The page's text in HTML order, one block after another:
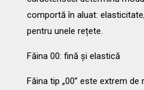
comportă în aluat:
pentru unele rețete.
Făina 00: fină și elastică
Făina tip „00” este extrem de